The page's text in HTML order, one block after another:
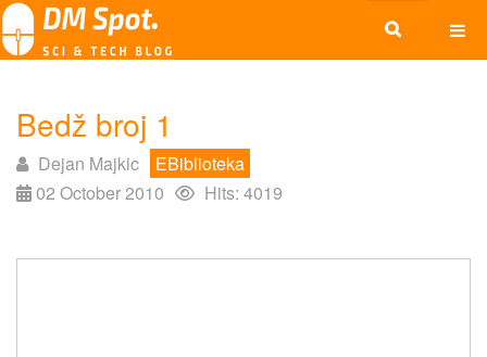
Bedž broj 1
Dejan Majkic
EBiblioteka
02 October 2010
Hits: 4019